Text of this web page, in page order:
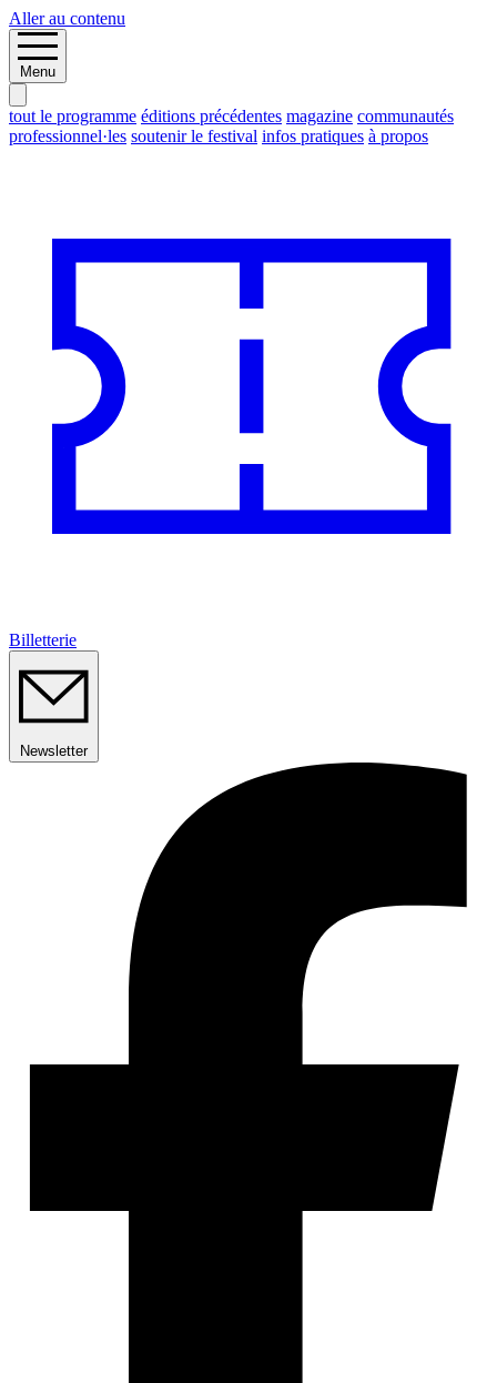
Aller au contenu
Menu
tout le programme éditions précédentes magazine communautés
professionnel·les soutenir le festival infos pratiques à propos
Billetterie
Newsletter